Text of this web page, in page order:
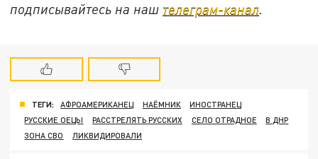
подписывайтесь на наш телеграм-канал.
ТЕГИ: АФРОАМЕРИКАНЕЦ НАЁМНИК
ИНОСТРАНЕЦ
РУССКИЕ ОЕЦЫ
РАССТРЕЛЯТЬ РУССКИХ СЕЛО ОТРАДНОЕ
В ДНР
ЗОНА СВО
ЛИКВИДИРОВАЛИ